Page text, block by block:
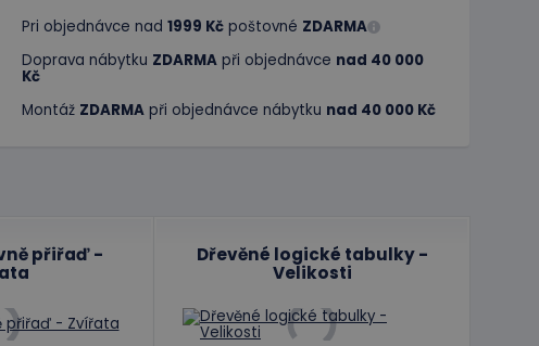
Pri objednávce nad 1999 Kč poštovné ZDARMA
Doprava nábytku ZDARMA při objednávce nad 40 000
Kč
Montáž ZDARMA při objednávce nábytku nad 40 000 Kč
přiřaď -
Dřevěné logické tabulky -
Velikosti